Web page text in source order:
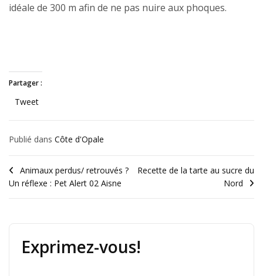
idéale de 300 m afin de ne pas nuire aux phoques.
Partager :
Tweet
Publié dans Côte d'Opale
Animaux perdus/ retrouvés ?
Un réflexe : Pet Alert 02 Aisne
Recette de la tarte au sucre du
Nord
Exprimez-vous!